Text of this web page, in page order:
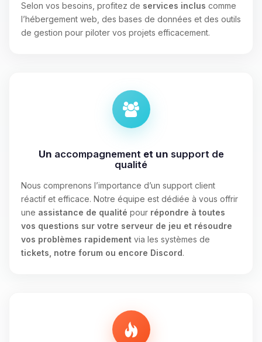
Selon vos besoins, profitez de services inclus comme
l’hébergement web, des bases de données et des outils
de gestion pour piloter vos projets efficacement.
Un accompagnementet un support de
qualité
Nous comprenons l’importance d’un support client
réactif et efficace. Notre équipe est dédiée à vous offrir
une assistance de qualité pour répondre à toutes
vos questions sur votre serveur de jeu et résoudre
vos problèmes rapidement via les systèmes de
tickets, notre forum ou encore Discord.